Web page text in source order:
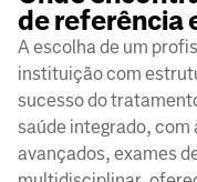
de referência
A escolha de um
instituição com
sucesso do
saúde integrado,
avançados, exames